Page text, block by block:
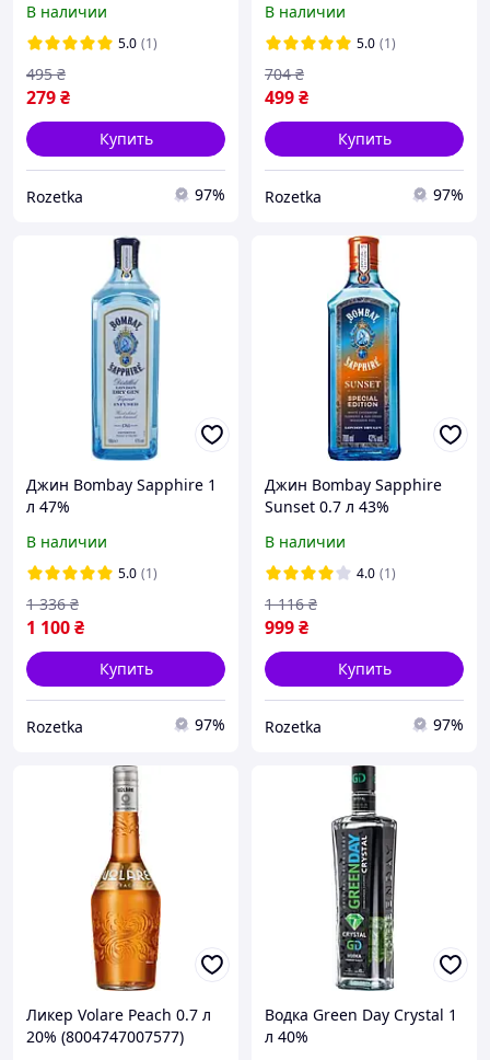
В наличии
5.0 (1)
279₴
495 ₴
Купить
Rozetka 97%
В наличии
5.0 (1)
499₴
704 ₴
Купить
Rozetka 97%
Джин Bombay Sapphire 1
л 47%
40030)
В наличии
5.0 (1)
1 100₴
1 336 ₴
Купить
Rozetka 97%
Джин Bombay Sapphire
Sunset 0.7 л 43%
В наличии
4.0 (1)
999₴
1 116 ₴
Купить
Rozetka 97%
Ликер Volare Peach 0.7 л
20% (8004747007577)
Водка Green Day Crystal 1
л 40%